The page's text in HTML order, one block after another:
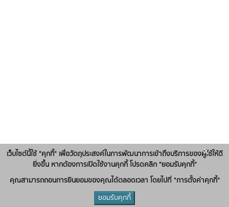
เว็บไซต์นี้ใช้ "คุกกี้" เพื่อวัตถุประสงค์ในการพัฒนาการเข้าถึงบริการของผู้ใช้ให้ดี
ยิ่งขึ้น หากต้องการเปิดใช้งานคุกกี้ โปรดคลิก "ยอมรับคุกกี้"
คุณสามารถถอนการยินยอมของคุณได้ตลอดเวลา โดยไปที่ "การตั้งค่าคุกกี้"
ยอมรับคุกกี้
x